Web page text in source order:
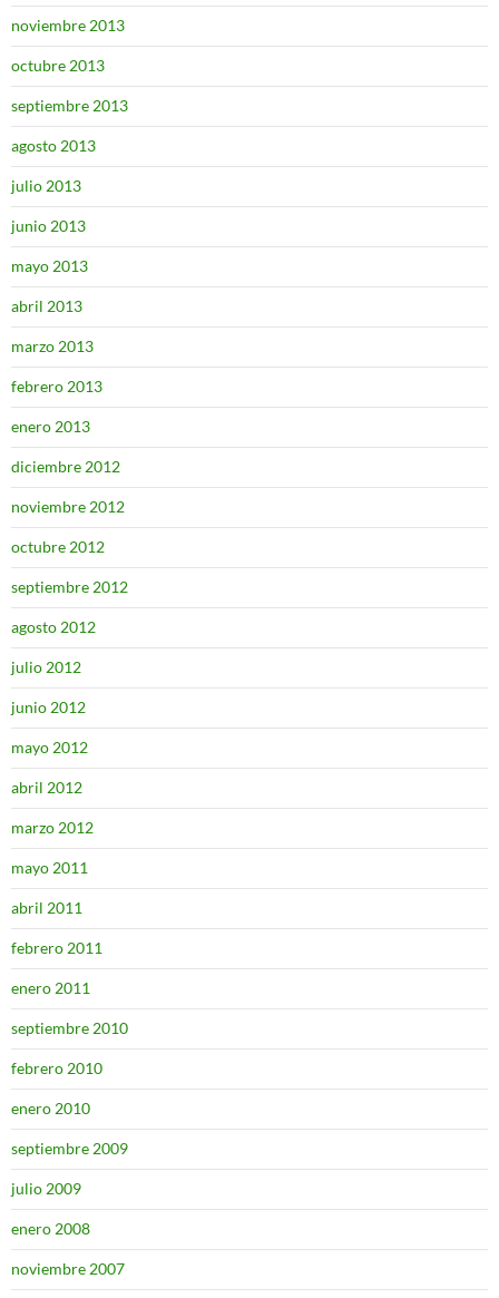
noviembre 2013
octubre 2013
septiembre 2013
agosto 2013
julio 2013
junio 2013
mayo 2013
abril 2013
marzo 2013
febrero 2013
enero 2013
diciembre 2012
noviembre 2012
octubre 2012
septiembre 2012
agosto 2012
julio 2012
junio 2012
mayo 2012
abril 2012
marzo 2012
mayo 2011
abril 2011
febrero 2011
enero 2011
septiembre 2010
febrero 2010
enero 2010
septiembre 2009
julio 2009
enero 2008
noviembre 2007